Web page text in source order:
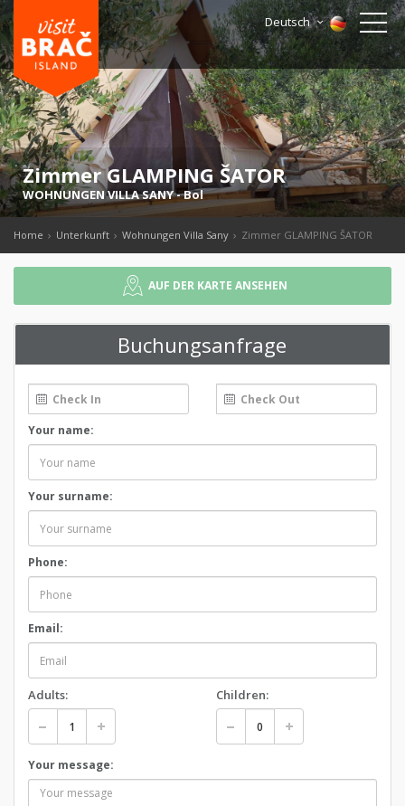
Deutsch
Zimmer GLAMPING ŠATOR
WOHNUNGEN VILLA SANY-Bol
Home Unterkunft Wohnungen Villa Sany Zimmer GLAMPING ŠATOR
AUF DER KARTE ANSEHEN
Buchungsanfrage
Your name:
Your surname:
Phone:
Email:
Adults: Children:
Your message: